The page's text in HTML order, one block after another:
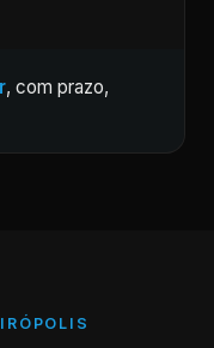
, com prazo,